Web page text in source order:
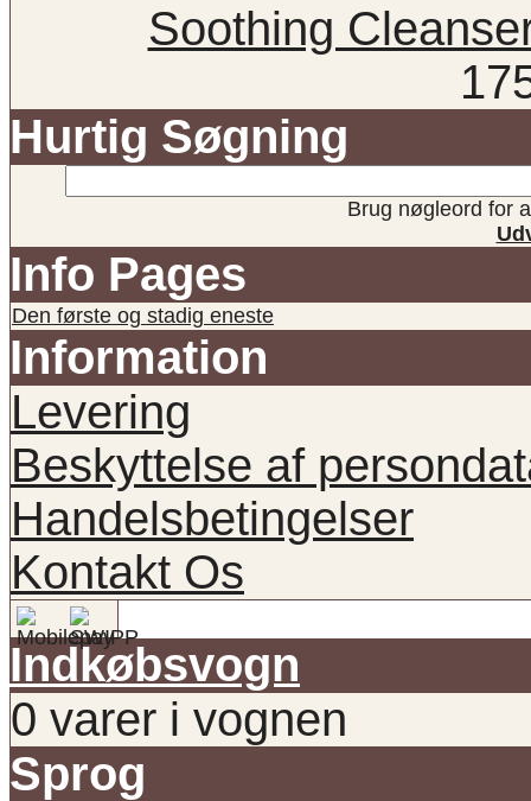
Soothing
Hurtig Søgning
Brug nøgleord for
Info Pages
Den første og stadig eneste
Information
Levering
Beskyttelse af
Handelsbetingelser
Kontakt Os
Indkøbsvogn
0 varer i vognen
Sprog